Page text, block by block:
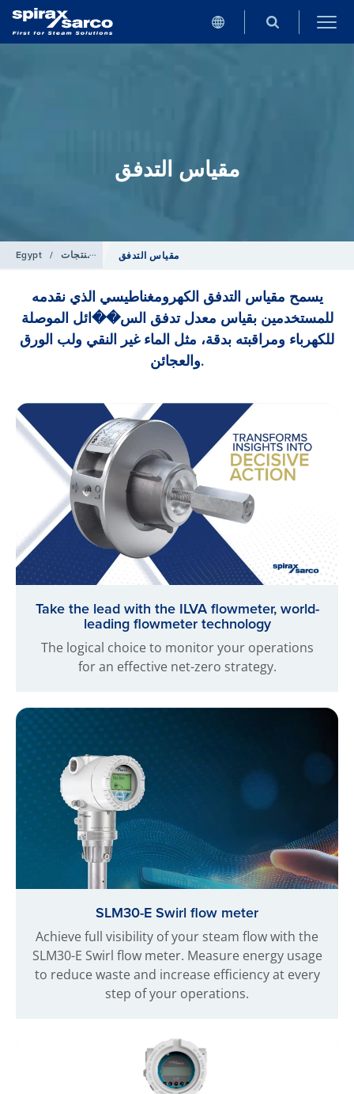
مقياس التدفق
Egypt / المنتجات مقياس التدفق
يسمح مقياس التدفق الكهرومغناطيسي الذي نقدمه
للمستخدمين بقياس معدل تدفق الس��ائل الموصلة
للكهرباء ومراقبته بدقة، مثل الماء غير النقي ولب الورق
والعجائن.
Take the lead with the ILVA flowmeter, world-
leading flowmeter technology
The logical choice to monitor your operations
for an effective net-zero strategy.
SLM30-E Swirl flow meter
Achieve full visibility of your steam flow with the
SLM30-E Swirl flow meter. Measure energy usage
to reduce waste and increase efficiency at every
step of your operations.